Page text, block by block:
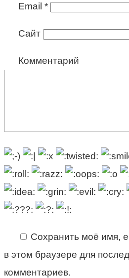
Email *
Сайт
Комментарий
Сохранить моё имя,
в этом браузере для
комментариев.